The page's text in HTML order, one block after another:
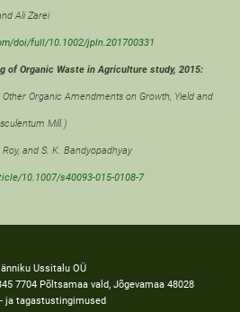
Ali Zarei
doi/full/10.1002/jpln.201700331
of Organic Waste in Agriculture study, 2015:
Organic Amendments on Growth, Yield and
Mill.)
and S. K. Bandyopadhyay
10.1007/s40093-015-0108-7
Ussitalu OÜ
7704 Põltsamaa vald, Jõgevamaa 48028
ja tagastustingimused